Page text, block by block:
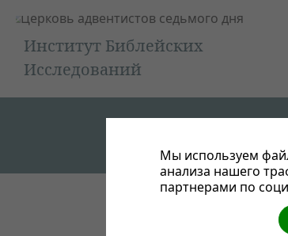
Институт Библейских
Исследований
Мы используем
анализа нашего
партнерами по